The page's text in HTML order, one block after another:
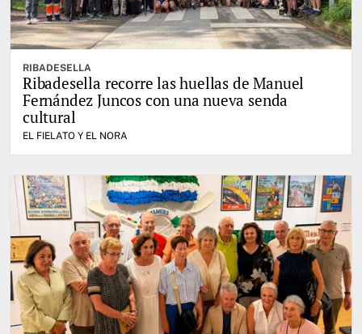
RIBADESELLA
Ribadesella recorre las huellas de Manuel
Fernández Juncos con una nueva senda
cultural
EL FIELATO Y EL NORA